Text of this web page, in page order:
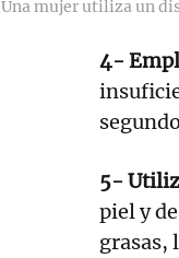
Una mujer utiliza un
4-
5-
piel y
grasas,